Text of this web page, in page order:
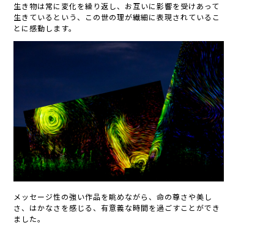
生き物は常に変化を繰り返し、お互いに影響を受けあって
生きているという、この世の理が繊細に表現されているこ
とに感動します。
メッセージ性の強い作品を眺めながら、命の尊さや美し
さ、はかなさを感じる、有意義な時間を過ごすことができ
ました。